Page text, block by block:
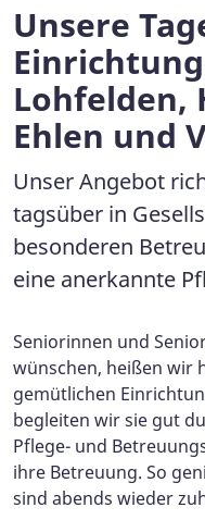
Unsere
Lohfelden,
Ehlen und
Unser Angebot
tagsüber in
besonderen
eine anerkannte
Seniorinnen und
wünschen, heißen wir
gemütlichen
begleiten wir sie gut
Pflege- und
ihre Betreuung. So
sind abends wieder